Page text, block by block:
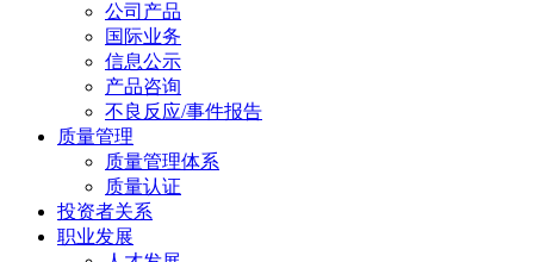
公司产品
国际业务
信息公示
产品咨询
不良反应/事件报告
质量管理
质量管理体系
质量认证
投资者关系
职业发展